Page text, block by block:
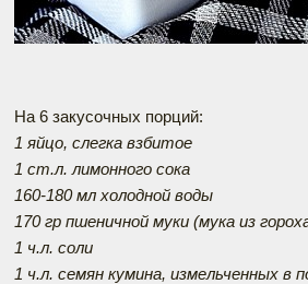
На 6 закусочных порций:
1 яйцо, слегка взбитое
1 ст.л. лимонного сока
160-180 мл холодной воды
170 гр пшеничной муки (мука из
1 ч.л. соли
1 ч.л. семян кумина, измельченных в